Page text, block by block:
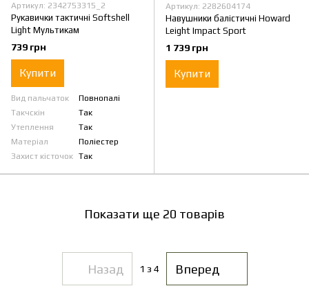
Артикул: 2342753315_2
Рукавички тактичні Softshell
Light Мультикам
739 грн
Купити
Вид пальчаток
Повнопалі
Такчскін
Так
Утеплення
Так
Матеріал
Поліестер
Захист кісточок Так
Артикул: 2282604174
Навушники балістичні Howard
Leight Impact Sport
1 739 грн
Купити
Показати ще 20 товарів
Назад 1 з 4 Вперед